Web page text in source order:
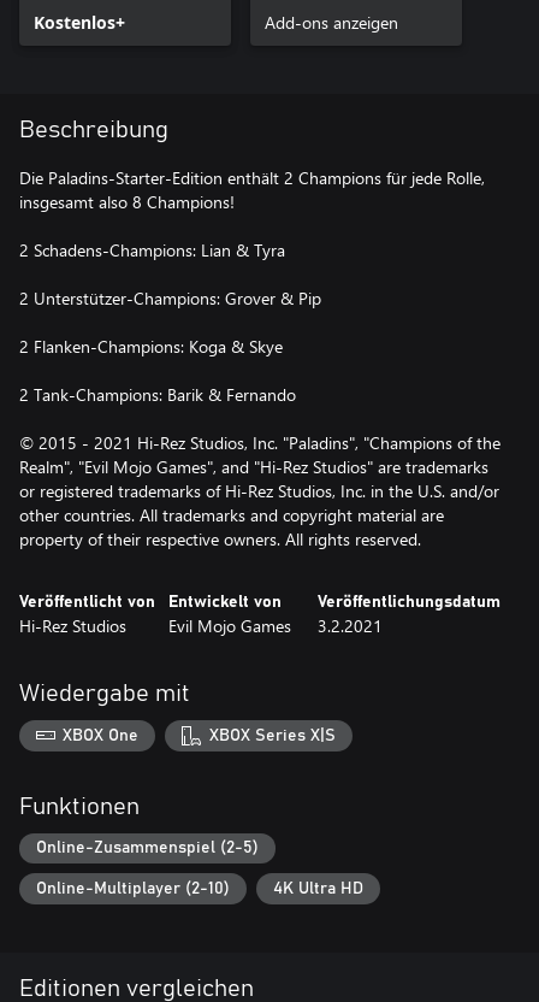
Kostenlos+ Add-ons anzeigen
Beschreibung
Die Paladins-Starter-Edition enthält 2 Champions für jede Rolle,
insgesamt also 8 Champions!
2 Schadens-Champions: Lian & Tyra
2 Unterstützer-Champions: Grover & Pip
2 Flanken-Champions: Koga & Skye
2 Tank-Champions: Barik & Fernando
© 2015 - 2021 Hi-Rez Studios, Inc. "Paladins", "Champions of the
Realm", "Evil Mojo Games", and "Hi-Rez Studios" are trademarks
or registered trademarks of Hi-Rez Studios, Inc. in the U.S. and/or
other countries. All trademarks and copyright material are
property of their respective owners. All rights reserved.
Veröffentlicht von
Hi-Rez Studios
Entwickelt von
Evil Mojo Games
Veröffentlichungsdatum
3.2.2021
Wiedergabe mit
XBOX One XBOX Series X|S
Funktionen
Online-Zusammenspiel (2-5)
Online-Multiplayer (2-10) 4K Ultra HD
Editionen vergleichen